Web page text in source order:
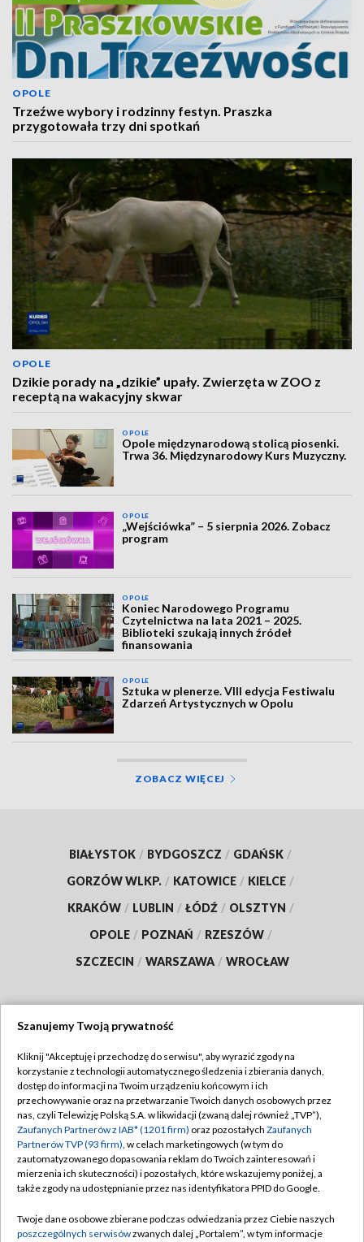
OPOLE
Trzeźwe wybory i rodzinny festyn. Praszka
przygotowała trzy dni spotkań
OPOLE
Dzikie porady na „dzikie” upały. Zwierzęta w ZOO z
receptą na wakacyjny skwar
OPOLE
Opole międzynarodową stolicą piosenki.
Trwa 36. Międzynarodowy Kurs Muzyczny.
OPOLE
„Wejściówka” – 5 sierpnia 2026. Zobacz
program
OPOLE
Koniec Narodowego Programu
Czytelnictwa na lata 2021 – 2025.
Biblioteki szukają innych źródeł
finansowania
OPOLE
Sztuka w plenerze. VIII edycja Festiwalu
Zdarzeń Artystycznych w Opolu
ZOBACZ WIĘCEJ
BIAŁYSTOK / BYDGOSZCZ / GDAŃSK /
GORZÓW WLKP. / KATOWICE / KIELCE /
KRAKÓW / LUBLIN / ŁÓDŹ / OLSZTYN /
OPOLE / POZNAŃ / RZESZÓW /
SZCZECIN / WARSZAWA / WROCŁAW
TVP
Abonament TVP
Emisja w TVP
Centrum informacji TVP
Naziemna Telewizja Cyfrowa
Rada Programowa
Regulamin TVP
Polityka prywatności
Moje zgody
Pomoc
Kontakt
Szanujemy Twoją prywatność
Kliknij "Akceptuję i przechodzę do serwisu", aby wyrazić zgody na
korzystanie z technologii automatycznego śledzenia i zbierania danych,
dostęp do informacji na Twoim urządzeniu końcowym i ich
przechowywanie oraz na przetwarzanie Twoich danych osobowych przez
nas, czyli Telewizję Polską S.A. w likwidacji (zwaną dalej również „TVP”),
Zaufanych Partnerów z IAB* (1201 firm) oraz pozostałych Zaufanych
Partnerów TVP (93 firm), w celach marketingowych (w tym do
zautomatyzowanego dopasowania reklam do Twoich zainteresowań i
mierzenia ich skuteczności) i pozostałych, które wskazujemy poniżej, a
także zgody na udostępnianie przez nas identyfikatora PPID do Google.
Twoje dane osobowe zbierane podczas odwiedzania przez Ciebie naszych
poszczególnych serwisówzwanych dalej „Portalem”, w tym informacje